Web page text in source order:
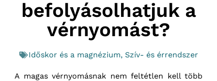
befolyásolhatjuk a
vérnyomást?
Időskor és a magnézium, Szív- és érrendszer
A magas vérnyomásnak nem feltétlen kell több